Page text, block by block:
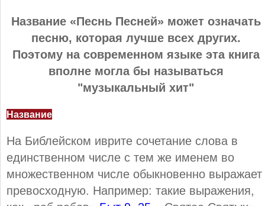
Название «Песнь Песней» может означать
песню, которая лучше всех других.
Поэтому на современном языке эта книга
вполне могла бы называться
"музыкальный хит"
Название
На Библейском иврите сочетание слова в
единственном числе с тем же именем во
множественном числе обыкновенно выражает
превосходную. Например: такие выражения,